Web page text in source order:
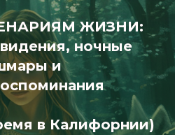
ЖИЗНИ:
ночные
и
в Калифорнии)